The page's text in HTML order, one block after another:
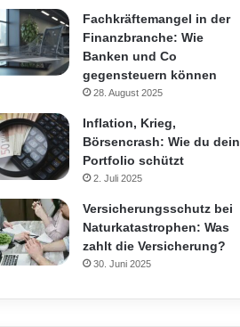
Fachkräftemangel in der
Finanzbranche: Wie
Banken und Co
gegensteuern können
28. August 2025
Inflation, Krieg,
Börsencrash: Wie du dein
Portfolio schützt
2. Juli 2025
Versicherungsschutz bei
Naturkatastrophen: Was
zahlt die Versicherung?
30. Juni 2025